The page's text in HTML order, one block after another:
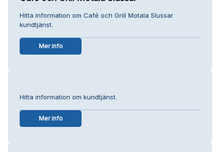
Hitta information om Café och Grill Motala Slussar
kundtjänst.
Mer info
Hitta information om kundtjänst.
Mer info